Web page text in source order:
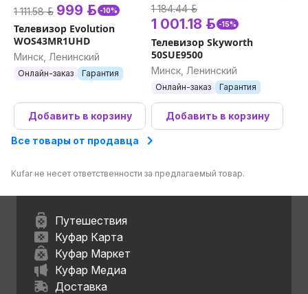
1 111.58 р. 999 р. -10%
Телевизор Evolution
WOS43MR1UHD
Минск, Ленинский
Онлайн-заказ Гарантия
Добавить в корзину
1 184.44 р.
1 001.18 р. -15%
Телевизор Skyworth
50SUE9500
Минск, Ленинский
Онлайн-заказ Гарантия
Добавить в корзину
Все товары от продавца
Kufar не несет ответственности за предлагаемый товар.
Путешествия
Куфар Карта
Куфар Маркет
Куфар Медиа
Доставка